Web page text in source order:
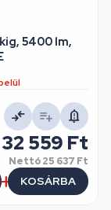
5400 lm,
32 559 Ft
Nettó25 637 Ft
KOSÁRBA